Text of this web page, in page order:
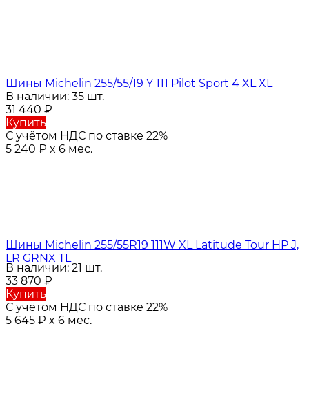
Шины Michelin 255/55/19 Y 111 Pilot Sport 4 XL XL
В наличии: 35 шт.
31 440 ₽
Купить
С учётом НДС по ставке 22%
5 240 ₽ x 6 мес.
Шины Michelin 255/55R19 111W XL Latitude Tour HP J,
LR GRNX TL
В наличии: 21 шт.
33 870 ₽
Купить
С учётом НДС по ставке 22%
5 645 ₽ x 6 мес.